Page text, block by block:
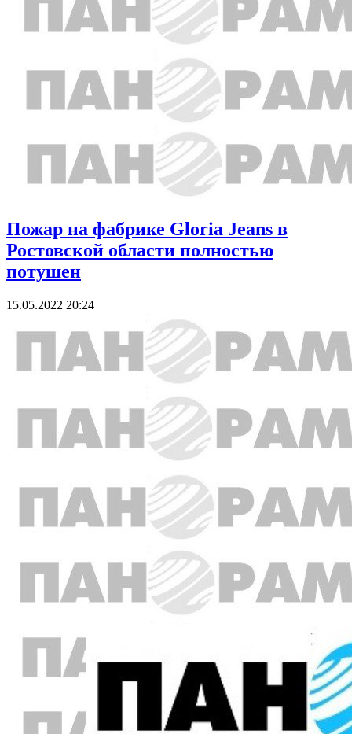
Пожар на фабрике Gloria Jeans в
Ростовской области полностью
потушен
15.05.2022 20:24